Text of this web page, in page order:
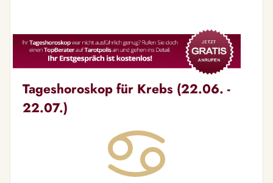
Tageshoroskop für Krebs (22.06. -
22.07.)